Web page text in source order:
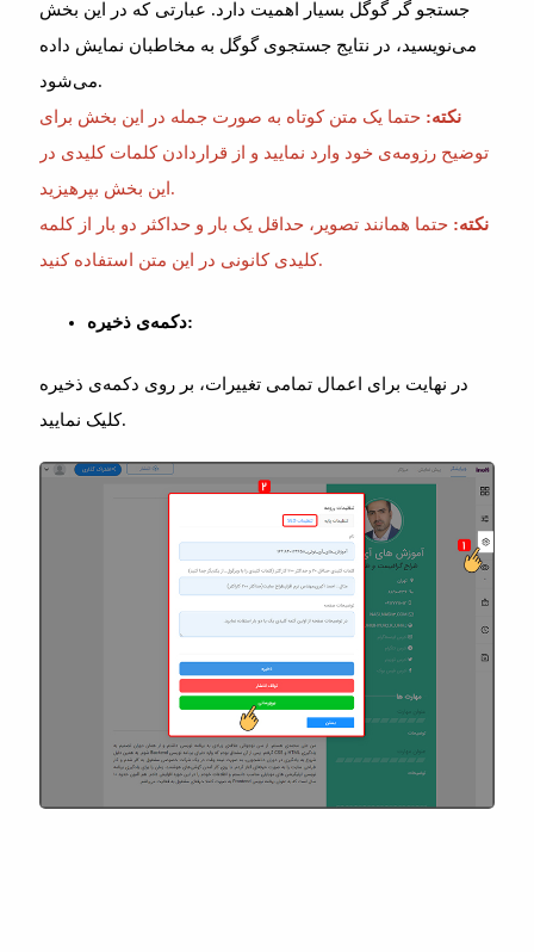
جستجو گر گوگل بسیار اهمیت دارد. عبارتی که در این بخش
می‌نویسید، در نتایج جستجوی گوگل به مخاطبان نمایش داده
می‌شود.
نکته: حتما یک متن کوتاه به صورت جمله در این بخش برای
توضیح رزومه‌ی خود وارد نمایید و از قراردادن کلمات کلیدی در
این بخش بپرهیزید.
نکته: حتما همانند تصویر، حداقل یک بار و حداکثر دو بار از کلمه
کلیدی کانونی در این متن استفاده کنید.
دکمه‌ی ذخیره:
در نهایت برای اعمال تمامی تغییرات، بر روی دکمه‌ی ذخیره
کلیک نمایید.